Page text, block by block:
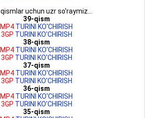
qismlar uchun uzr so'raymiz...
39-qism
MP4 TURINI KO'CHIRISH
3GP TURINI KO'CHIRISH
38-qism
MP4 TURINI KO'CHIRISH
3GP TURINI KO'CHIRISH
37-qism
MP4 TURINI KO'CHIRISH
3GP TURINI KO'CHIRISH
36-qism
MP4 TURINI KO'CHIRISH
3GP TURINI KO'CHIRISH
35-qism